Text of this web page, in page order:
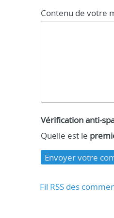
Contenu de votre
Vérification anti-
Quelle est le
Fil RSS des